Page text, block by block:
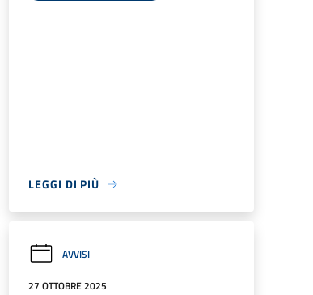
LEGGI DI PIÙ
AVVISI
27 OTTOBRE 2025